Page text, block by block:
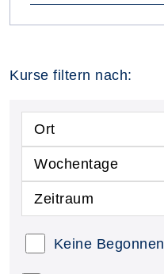
Kurse filtern nach:
Ort
Wochentage
Zeitraum
Keine Begonnen